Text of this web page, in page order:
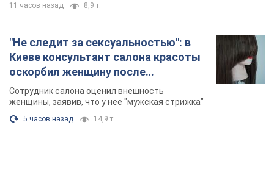
11 часов назад 8,9 т.
"Не следит за сексуальностью": в
Киеве консультант салона красоты
оскорбил женщину после
химиотерапии, разгорелся скандал.
Фото
Сотрудник салона оценил внешность
женщины, заявив, что у нее "мужская стрижка"
5 часов назад 14,9 т.